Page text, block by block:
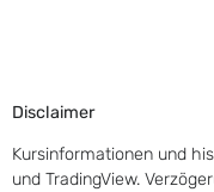
Disclaimer
Kursinformationen und
und TradingView.